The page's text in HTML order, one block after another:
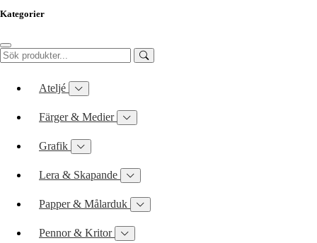
Kategorier
Ateljé
Färger & Medier
Grafik
Lera & Skapande
Papper & Målarduk
Pennor & Kritor